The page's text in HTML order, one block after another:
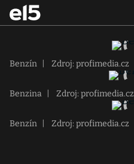
Benzín Zdroj: profimedia.cz
Benzina Zdroj: profimedia.cz
Benzín Zdroj: profimedia.cz